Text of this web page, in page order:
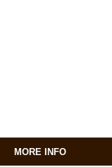
MORE INFO